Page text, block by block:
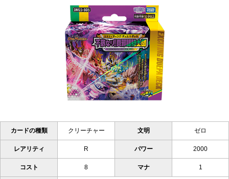
カードの種類 クリーチャー 文明 ゼロ
レアリティ R パワー 2000
コスト 8 マナ 1